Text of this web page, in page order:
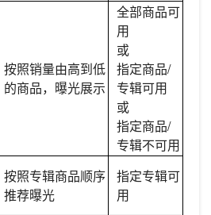
按照销量由高到低
的商品，曝光展示
全部商品可
用
或
指定商品/
专辑可用
或
指定商品/
专辑不可用
按照专辑商品顺序
推荐曝光
指定专辑可
用